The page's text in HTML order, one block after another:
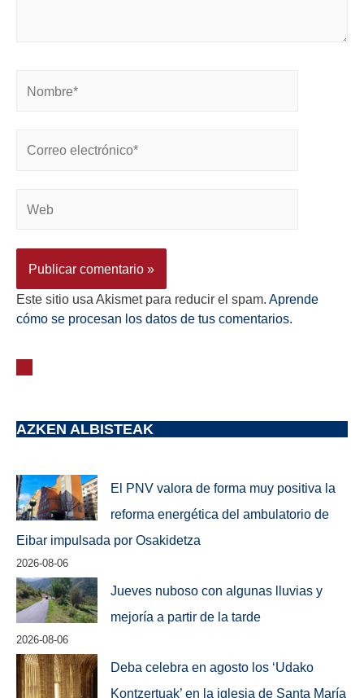
Este sitio usa Akismet para reducir el spam. Aprende
cómo se procesan los datos de tus comentarios.
AZKEN ALBISTEAK
El PNV valora de forma muy positiva la
reforma energética del ambulatorio de
Eibar impulsada por Osakidetza
2026-08-06
Jueves nuboso con algunas lluvias y
mejoría a partir de la tarde
2026-08-06
Deba celebra en agosto los ‘Udako
Kontzertuak’ en la iglesia de Santa María